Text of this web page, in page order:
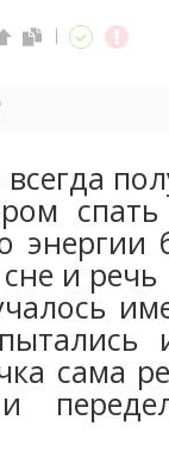
энергии
и
сама